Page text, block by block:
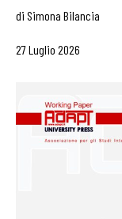
di Simona Bilancia
27 Luglio 2026